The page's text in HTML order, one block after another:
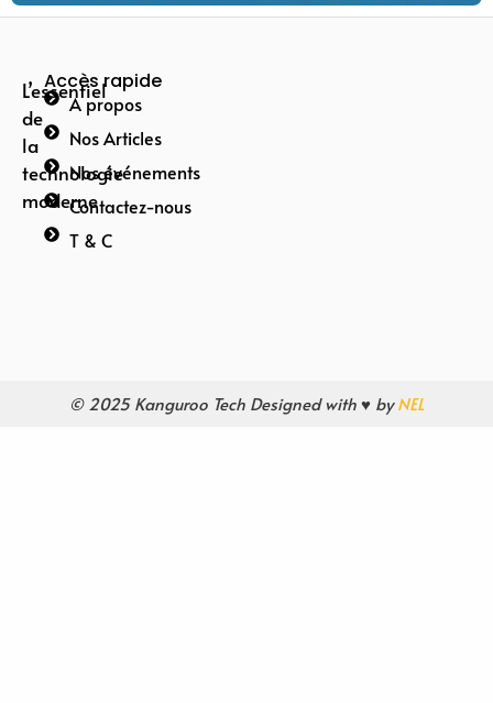
L’essentiel
de
la
technologie
moderne
Accès rapide
A propos
Nos Articles
Nos événements
Contactez-nous
T & C
© 2025 Kanguroo Tech Designed with ♥ byNEL